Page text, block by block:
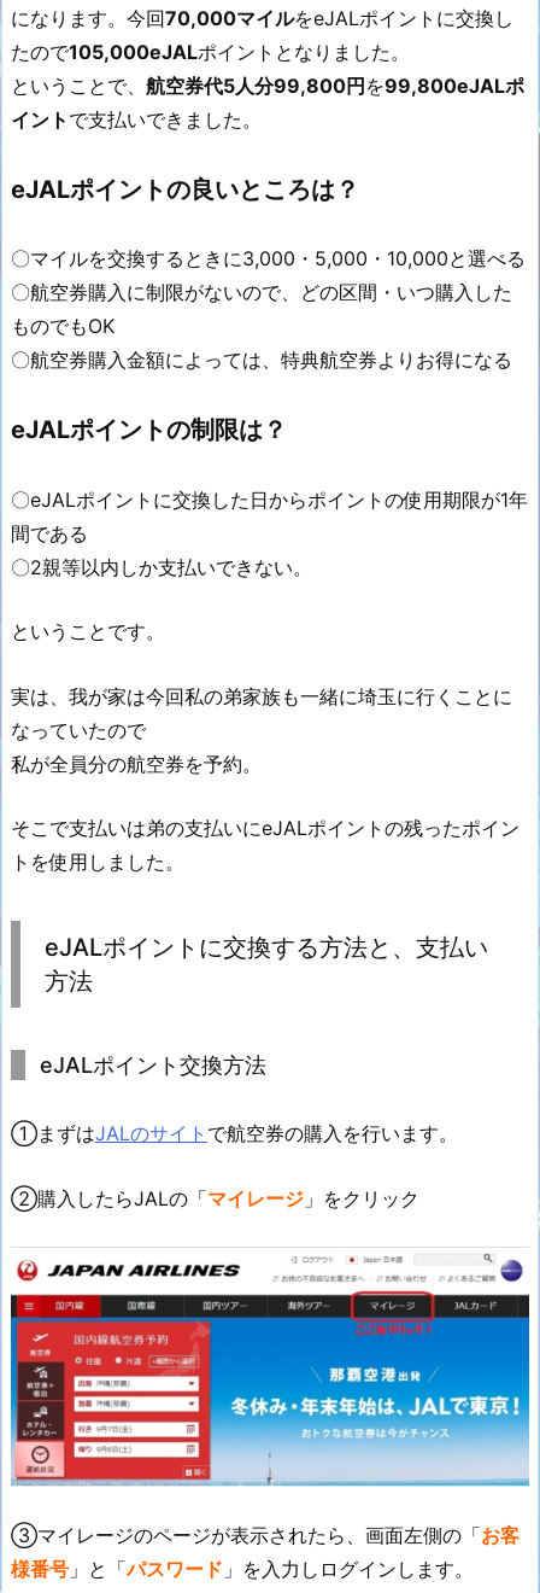
になります。今回70,000マイルをeJALポイントに交換し
たので105,000eJALポイントとなりました。
ということで、 航空券代5人分99,800円 を99,800eJALポ
イント で支払いできました。
eJALポイントの良いところは？
〇マイルを交換するときに3,000・5,000・10,000と選べる
〇航空券購入に制限がないので、どの区間・いつ購入した
ものでもOK
〇航空券購入金額によっては、特典航空券よりお得になる
eJALポイントの制限は？
〇eJALポイントに交換した日からポイントの使用期限が1年
間である
〇2親等以内しか支払いできない。
ということです。
実は、我が家は今回私の弟家族も一緒に埼玉に行くことに
なっていたので
私が全員分の航空券を予約。
そこで支払いは弟の支払いにeJALポイントの残ったポイン
トを使用しました。
eJALポイントに交換する方法と、支払い
方法
eJALポイント交換方法
①まずはJALのサイト で航空券の購入を行います。
②購入したらJALの「マイレージ 」をクリック
③マイレージのページが表示されたら、画面左側の「お客
様番号 」と「パスワード 」を入力しログインします。